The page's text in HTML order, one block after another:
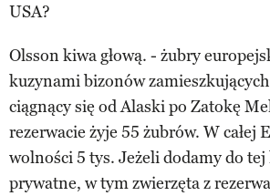
USA?
Olsson kiwa głową. - żubry
kuzynami bizonów
ciągnący się od Alaski po Zatokę
rezerwacie żyje 55 żubrów. W całej
wolności 5 tys. Jeżeli dodamy do
prywatne, w tym zwierzęta z